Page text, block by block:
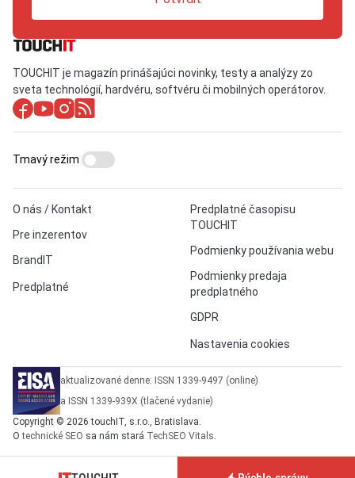
TOUCHIT je magazín prinášajúci novinky, testy a analýzy zo
sveta technológií, hardvéru, softvéru či mobilných operátorov.
O nás / Kontakt
Pre inzerentov
BrandIT
Predplatné
Predplatné časopisu
TOUCHIT
Podmienky používania webu
Podmienky predaja
predplatného
GDPR
Nastavenia cookies
Tmavý režim
aktualizované denne: ISSN 1339-9497 (online)
a ISSN 1339-939X (tlačené vydanie)
Copyright © 2026 touchIT, s.r.o., Bratislava.
Otechnické SEO sa nám stará TechSEO Vitals.